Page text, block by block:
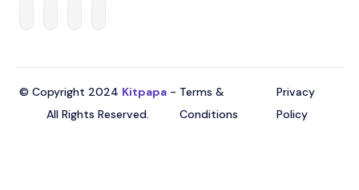
© Copyright 2024 Kitpapa -
All Rights Reserved.
Terms &
Conditions
Privacy
Policy